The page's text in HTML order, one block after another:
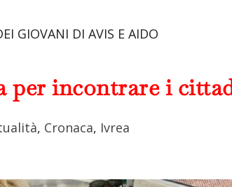
GIOVANI DI AVIS E AIDO
per incontrare i
, Cronaca, Ivrea